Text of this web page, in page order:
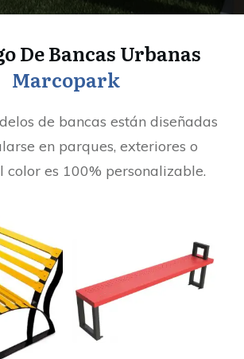
De Bancas Urbanas
Marcopark
de bancas están diseñadas
en parques, exteriores o
color es 100% personalizable.